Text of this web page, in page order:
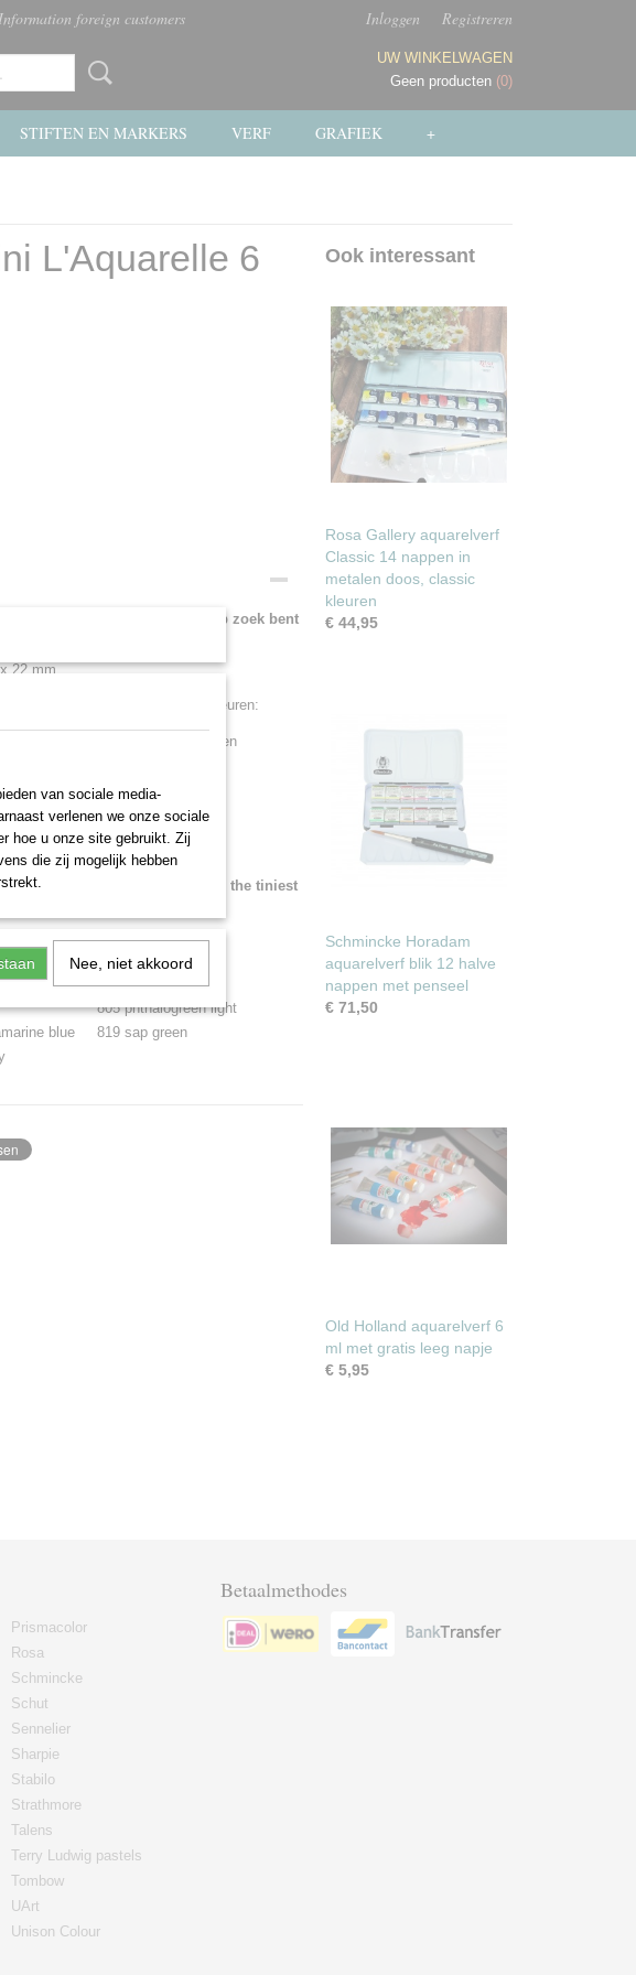
foreign customers Inloggen Registreren
UW WINKELWAGEN
Geen producten (0)
STIFTEN EN MARKERS VERF GRAFIEK +
L'Aquarelle 6
is een goed idee als het op zoek bent
x 22 mm.
extra zachte aquarelverf kleuren:
805 licht phthalogroen
* * * * *
is a good idea if it's looking for the tiniest
mm.
soft watercolour colours:
805 phthalogreen light
blue
819 sap green
Ook interessant
Rosa Gallery aquarelverf
Classic 14 nappen in
metalen doos, classic
kleuren
€ 44,95
Schmincke Horadam
aquarelverf blik 12 halve
nappen met penseel
€ 71,50
Old Holland aquarelverf 6
ml met gratis leeg napje
€ 5,95
Prismacolor
Rosa
Schmincke
Schut
Sennelier
Sharpie
Stabilo
Strathmore
Talens
Terry Ludwig pastels
Tombow
UArt
Unison Colour
Betaalmethodes
van sociale media-
verlenen we onze sociale
hoe u onze site gebruikt. Zij
die zij mogelijk hebben
Nee, niet akkoord